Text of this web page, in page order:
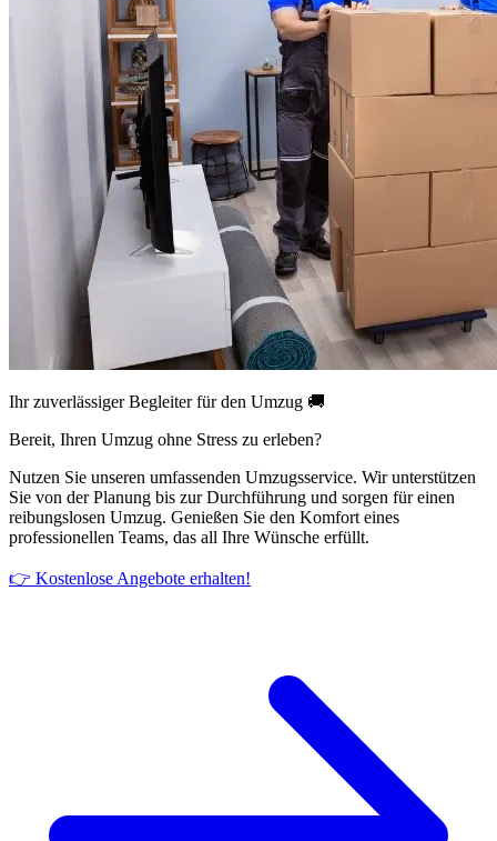
Ihr zuverlässiger Begleiter für den Umzug 🚚
Bereit, Ihren Umzug ohne Stress zu erleben?
Nutzen Sie unseren umfassenden Umzugsservice. Wir unterstützen
Sie von der Planung bis zur Durchführung und sorgen für einen
reibungslosen Umzug. Genießen Sie den Komfort eines
professionellen Teams, das all Ihre Wünsche erfüllt.
👉 Kostenlose Angebote erhalten!